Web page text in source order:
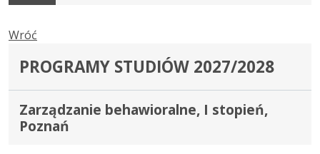
Wróć
PROGRAMY STUDIÓW 2027/2028
Zarządzanie behawioralne, I stopień,
Poznań